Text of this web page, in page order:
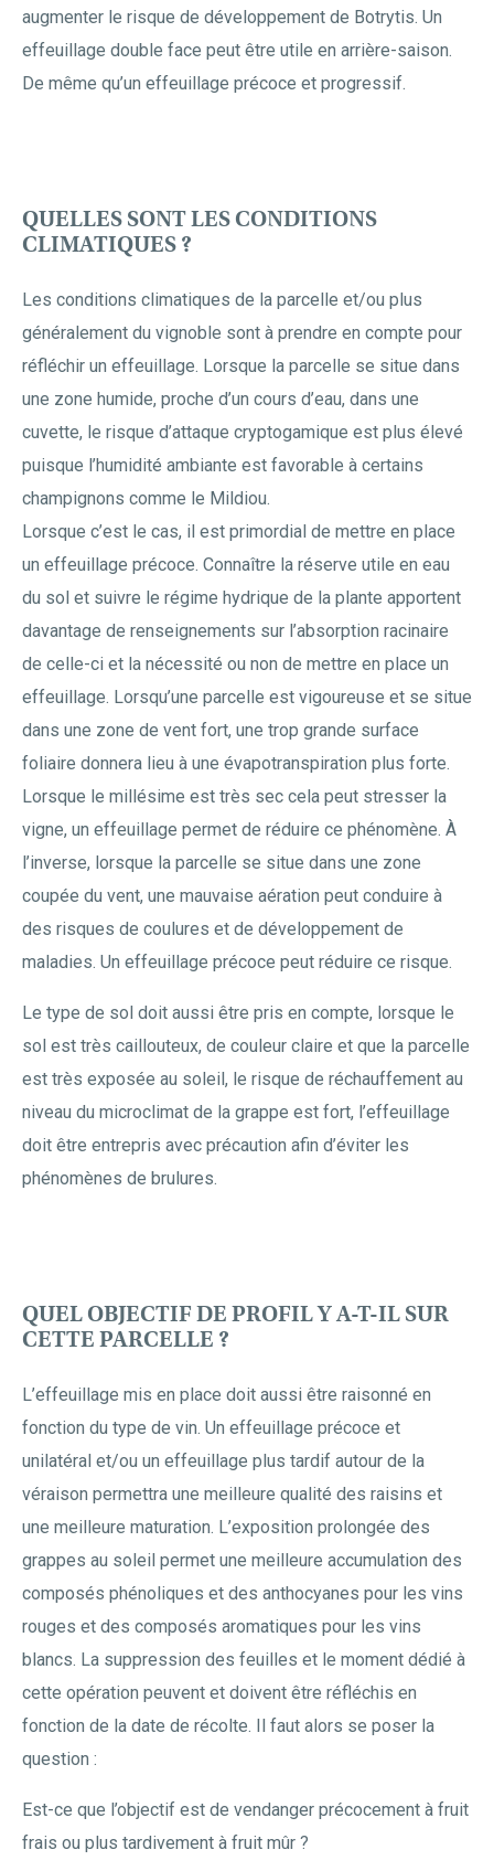
augmenter le risque de développement de Botrytis. Un
effeuillage double face peut être utile en arrière-saison.
De même qu’un effeuillage précoce et progressif.
QUELLES SONT LES CONDITIONS
CLIMATIQUES ?
Les conditions climatiques de la parcelle et/ou plus
généralement du vignoble sont à prendre en compte pour
réfléchir un effeuillage. Lorsque la parcelle se situe dans
une zone humide, proche d’un cours d’eau, dans une
cuvette, le risque d’attaque cryptogamique est plus élevé
puisque l’humidité ambiante est favorable à certains
champignons comme le Mildiou.
Lorsque c’est le cas, il est primordial de mettre en place
un effeuillage précoce. Connaître la réserve utile en eau
du sol et suivre le régime hydrique de la plante apportent
davantage de renseignements sur l’absorption racinaire
de celle-ci et la nécessité ou non de mettre en place un
effeuillage. Lorsqu’une parcelle est vigoureuse et se situe
dans une zone de vent fort, une trop grande surface
foliaire donnera lieu à une évapotranspiration plus forte.
Lorsque le millésime est très sec cela peut stresser la
vigne, un effeuillage permet de réduire ce phénomène. À
l’inverse, lorsque la parcelle se situe dans une zone
coupée du vent, une mauvaise aération peut conduire à
des risques de coulures et de développement de
maladies. Un effeuillage précoce peut réduire ce risque.
Le type de sol doit aussi être pris en compte, lorsque le
sol est très caillouteux, de couleur claire et que la parcelle
est très exposée au soleil, le risque de réchauffement au
niveau du microclimat de la grappe est fort, l’effeuillage
doit être entrepris avec précaution afin d’éviter les
phénomènes de brulures.
QUEL OBJECTIF DE PROFIL Y A-T-IL SUR
CETTE PARCELLE ?
L’effeuillage mis en place doit aussi être raisonné en
fonction du type de vin. Un effeuillage précoce et
unilatéral et/ou un effeuillage plus tardif autour de la
véraison permettra une meilleure qualité des raisins et
une meilleure maturation. L’exposition prolongée des
grappes au soleil permet une meilleure accumulation des
composés phénoliques et des anthocyanes pour les vins
rouges et des composés aromatiques pour les vins
blancs. La suppression des feuilles et le moment dédié à
cette opération peuvent et doivent être réfléchis en
fonction de la date de récolte. Il faut alors se poser la
question :
Est-ce que l’objectif est de vendanger précocement à fruit
frais ou plus tardivement à fruit mûr ?